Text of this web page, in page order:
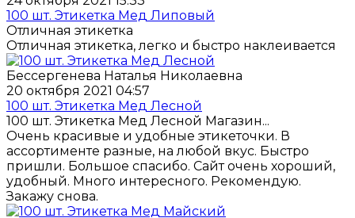
100 шт. Этикетка Мед Липовый
Отличная этикетка
Отличная этикетка, легко и быстро наклеивается
Бессергенева Наталья Николаевна
20 октября 2021 04:57
100 шт. Этикетка Мед Лесной
100 шт. Этикетка Мед Лесной Магазин...
Очень красивые и удобные этикеточки. В
ассортименте разные, на любой вкус. Быстро
пришли. Большое спасибо. Сайт очень хороший,
удобный. Много интересного. Рекомендую.
Закажу снова.